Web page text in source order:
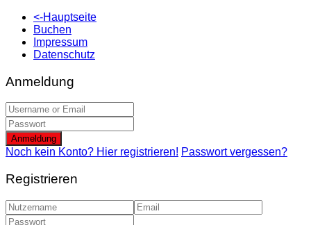
<-Hauptseite
Buchen
Impressum
Datenschutz
Anmeldung
Anmeldung
Noch kein Konto? Hier registrieren! Passwort vergessen?
Registrieren